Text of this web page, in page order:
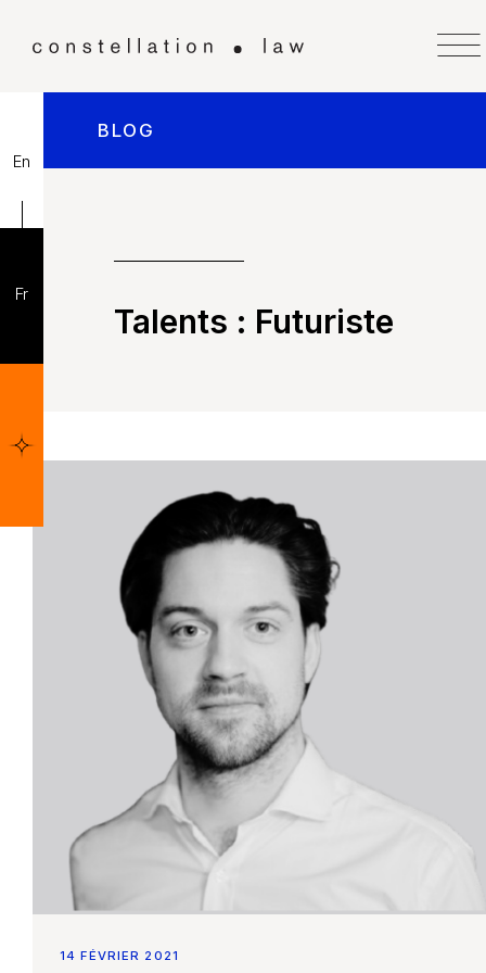
En
Fr
BLOG
Talents : Futuriste
14 FÉVRIER 2021